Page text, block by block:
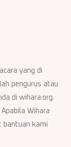
yang di
pengurus atau
di wihara.org.
Wihara
bantuan kami